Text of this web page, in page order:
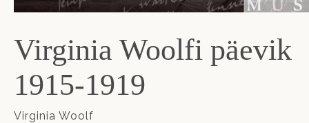
Virginia Woolfi päevik
1915-1919
Virginia Woolf